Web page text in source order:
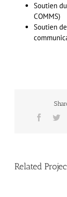
Soutien
COMMS)
Soutien
Related